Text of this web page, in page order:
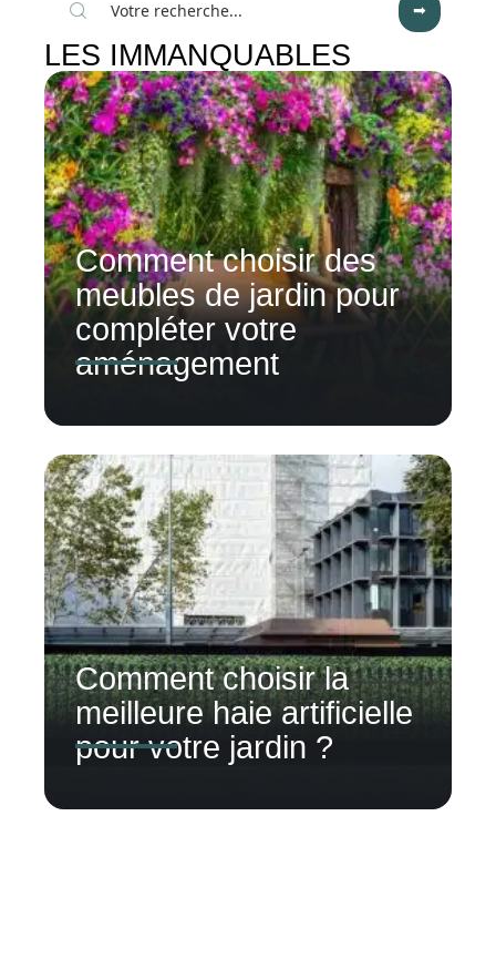
LES IMMANQUABLES
Comment choisir des
meubles de jardin pour
compléter votre
aménagement
Comment choisir la
meilleure haie artificielle
pour votre jardin ?